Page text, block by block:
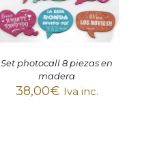
Set photocall 8 piezas en
madera
38,00€ Iva inc.